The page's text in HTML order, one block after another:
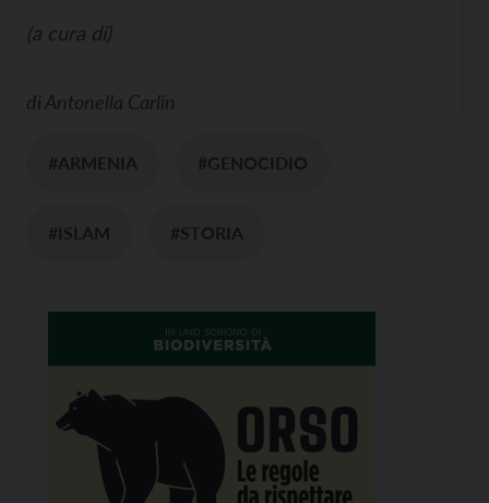
(a cura di)
diAntonella Carlin
#ARMENIA #GENOCIDIO
#ISLAM #STORIA